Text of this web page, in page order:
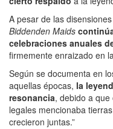
A pesar de las
Biddenden Maids
celebraciones anuales
firmemente enraizado en
Según se documenta en
aquellas épocas, la
resonancia, debido a
legales mencionaba
crecieron juntas.”